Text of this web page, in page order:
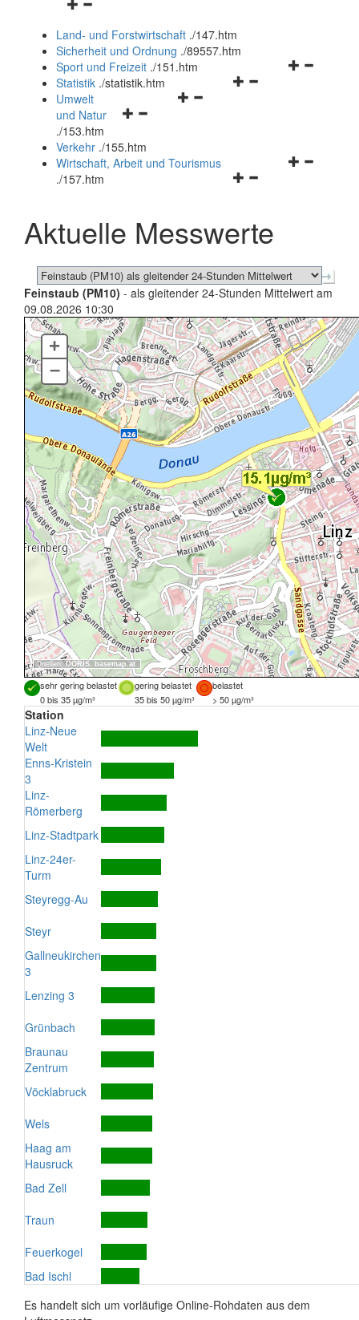
Navigationsmenü
und
schließen
Land- und Forstwirtschaft ./147.htm
Sicherheit und Ordnung ./89557.htm
Navigationsmenü
Sport und Freizeit ./151.htm
Navigationsmenü
Statistik ./statistik.htm
Navigationsmenü
und
schließen
Umwelt
und Natur
./153.htm
Verkehr ./155.htm
Navigationsmenü
schließen
Wirtschaft, Arbeit und Tourismus
./157.htm
Aktuelle Messwerte
Feinstaub (PM10) - als gleitender 24-Stunden Mittelwert am
09.08.2026 10:30
Quellen:DORIS, basemap.at
+
–
sehr gering belastet gering belastet
belastet
0 bis 35 µg/m³
35 bis 50 µg/m³ > 50 µg/m³
Station
Linz-Neue
Welt
Enns-Kristein
3
Linz-
Römerberg
Linz-Stadtpark
Linz-24er-
Turm
Steyregg-Au
Steyr
Gallneukirchen
3
Lenzing 3
Grünbach
Braunau
Zentrum
Vöcklabruck
Wels
Haag am
Hausruck
Bad Zell
Traun
Feuerkogel
Bad Ischl
Es handelt sich um vorläufige Online-Rohdaten aus dem